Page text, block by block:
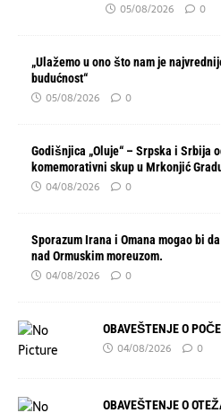
05/08/2026 0
„Ulažemo u ono što nam je
budućnost“
05/08/2026 0
Godišnjica „Oluje“ – Srpska i Srbija
komemorativni skup u Mrkonjić
04/08/2026 0
Sporazum Irana i Omana mogao bi
nad Ormuskim moreuzom.
04/08/2026 0
OBAVEŠTENJE O
04/08/2026 0
OBAVEŠTENJE O